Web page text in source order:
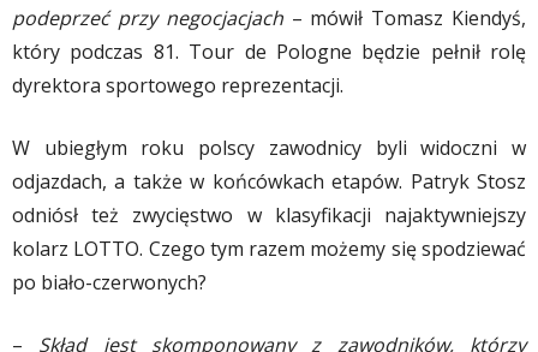
podeprzeć przy negocjacjach– mówił Tomasz Kiendyś,
który podczas 81. Tour de Pologne będzie pełnił rolę
dyrektora sportowego reprezentacji.
W ubiegłym roku polscy zawodnicy byli widoczni w
odjazdach, a także w końcówkach etapów. Patryk Stosz
odniósł też zwycięstwo w klasyfikacji najaktywniejszy
kolarz LOTTO. Czego tym razem możemy się spodziewać
po biało-czerwonych?
– Skład jest skomponowany z zawodników, którzy